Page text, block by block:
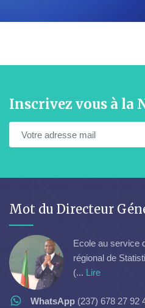
Inscrivez vous à la
Mot du Directeur
Ecole au service
régional de
(... Lire
WhatsApp (237) 678 27 92